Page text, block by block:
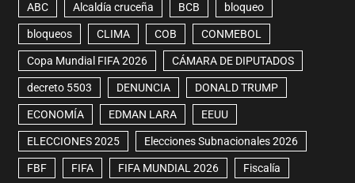
ABC Alcaldía cruceña BCB bloqueo
bloqueos CLIMA COB CONMEBOL
Copa Mundial FIFA 2026 CÁMARA DE DIPUTADOS
decreto 5503 DENUNCIA DONALD TRUMP
ECONOMÍA EDMAN LARA EEUU
ELECCIONES 2025 Elecciones Subnacionales 2026
FBF FIFA FIFA MUNDIAL 2026 Fiscalía